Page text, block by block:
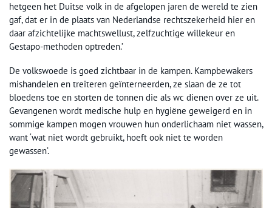
hetgeen het Duitse volk in de afgelopen jaren de wereld te zien
gaf, dat er in de plaats van Nederlandse rechtszekerheid hier en
daar afzichtelijke machtswellust, zelfzuchtige willekeur en
Gestapo-methoden optreden.’
De volkswoede is goed zichtbaar in de kampen. Kampbewakers
mishandelen en treiteren geïnterneerden, ze slaan de ze tot
bloedens toe en storten de tonnen die als wc dienen over ze uit.
Gevangenen wordt medische hulp en hygiëne geweigerd en in
sommige kampen mogen vrouwen hun onderlichaam niet wassen,
want ‘wat niet wordt gebruikt, hoeft ook niet te worden
gewassen’.